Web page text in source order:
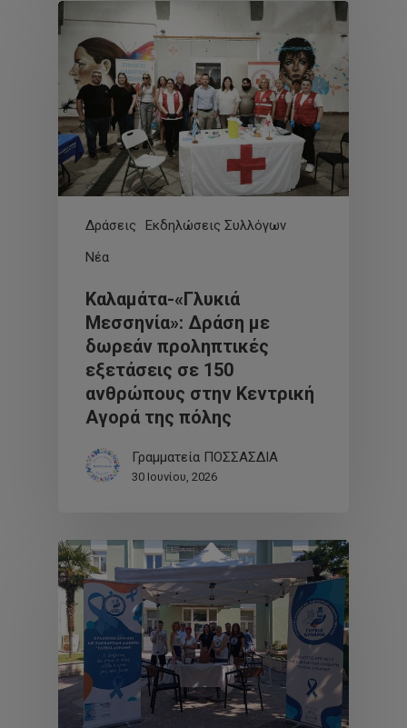
Δράσεις
Εκδηλώσεις Συλλόγων
Νέα
Καλαμάτα-«Γλυκιά
Μεσσηνία»: Δράση με
δωρεάν προληπτικές
εξετάσεις σε 150
ανθρώπους στην Κεντρική
Αγορά της πόλης
Γραμματεία ΠΟΣΣΑΣΔΙΑ
30 Ιουνίου, 2026